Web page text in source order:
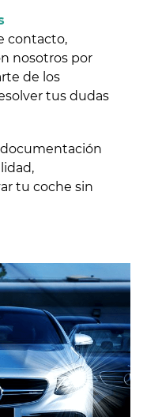
contacto,
nosotros por
de los
tus dudas
documentación
tu coche sin